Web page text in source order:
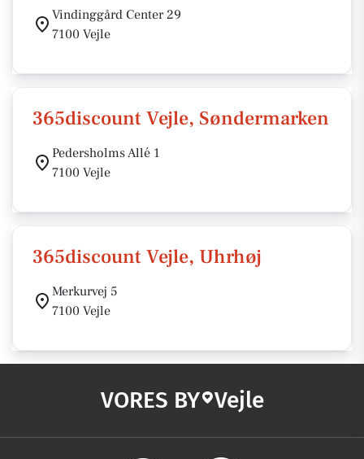
Vindinggård Center 29
7100 Vejle
365discount Vejle, Søndermarken
Pedersholms Allé 1
7100 Vejle
365discount Vejle, Uhrhøj
Merkurvej 5
7100 Vejle
VORES BY Vejle